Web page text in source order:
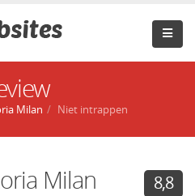
Milan Niet intrappen
Milan 8,8